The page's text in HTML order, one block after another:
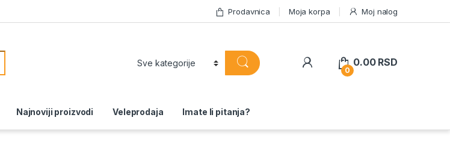
Prodavnica Moja korpa Moj nalog
0
0.00 RSD
Najnoviji proizvodi Veleprodaja Imate li pitanja?